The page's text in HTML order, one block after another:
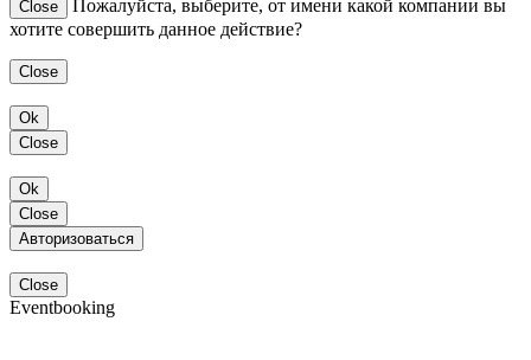
Close
Пожалуйста, выберите, от имени какой компании вы
хотите совершить данное действие?
Close
Ok
Close
Ok
Close
Авторизоваться
Close
Eventbooking